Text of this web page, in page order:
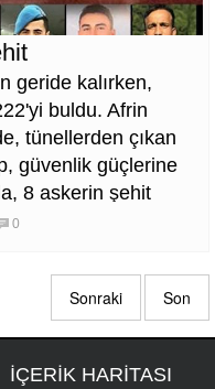
geride kalırken,
buldu. Afrin
tünellerden çıkan
güvenlik güçlerine
8 askerin şehit
açıklandı.
saldırısında bir
0
Sonraki Son
İÇERİK HARİTASI